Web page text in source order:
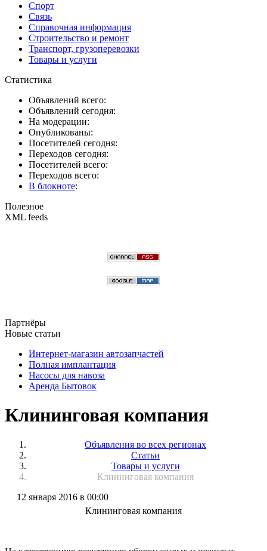
Спорт
Связь
Справочная информация
Строительство и ремонт
Транспорт, грузоперевозки
Товары и услуги
Статистика
Объявлений всего:
Объявлений сегодня:
На модерации:
Опубликованы:
Посетителей сегодня:
Переходов сегодня:
Посетителей всего:
Переходов всего:
В блокноте:
Полезное
XML feeds
Партнёры
Новые статьи
Интернет-магазин автозапчастей
Полная имплантация
Насосы для навоза
Аренда Бытовок
Клининговая компания
Объявления во всех регионах
Статьи
Товары и услуги
Клининговая компания
12 января 2016 в 00:00
Клининговая компания